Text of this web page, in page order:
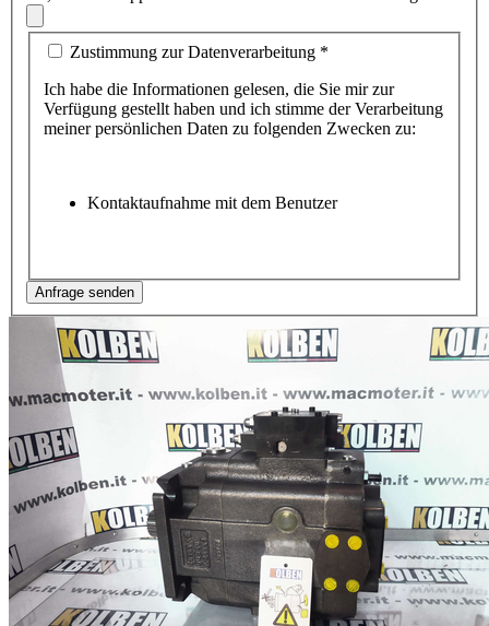
Zustimmung zur Datenverarbeitung *
Ich habe die Informationen gelesen, die Sie mir zur
Verfügung gestellt haben und ich stimme der Verarbeitung
meiner persönlichen Daten zu folgenden Zwecken zu:
Kontaktaufnahme mit dem Benutzer